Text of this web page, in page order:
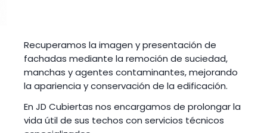
Recuperamos la imagen y presentación de
fachadas mediante la remoción de suciedad,
manchas y agentes contaminantes, mejorando
la apariencia y conservación de la edificación.
En JD Cubiertas nos encargamos de prolongar la
vida útil de sus techos con servicios técnicos